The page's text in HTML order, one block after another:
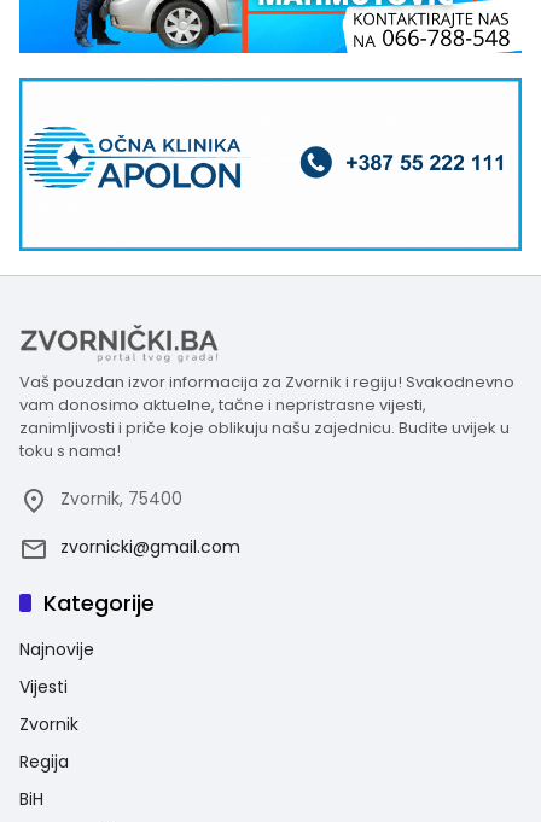
Vaš pouzdan izvor informacija za Zvornik i regiju! Svakodnevno
vam donosimo aktuelne, tačne i nepristrasne vijesti,
zanimljivosti i priče koje oblikuju našu zajednicu. Budite uvijek u
toku s nama!
Zvornik, 75400
zvornicki@gmail.com
Kategorije
Najnovije
Vijesti
Zvornik
Regija
BiH